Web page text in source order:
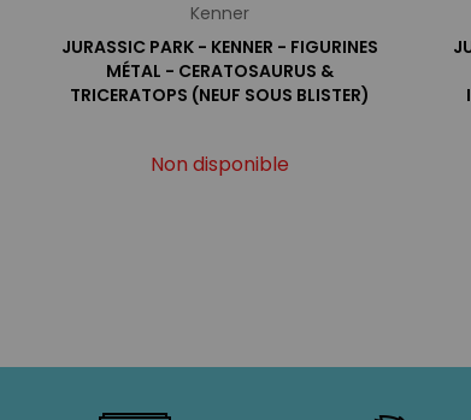
Kenner
JURASSIC PARK - KENNER - FIGURINES
MÉTAL - CERATOSAURUS &
TRICERATOPS (NEUF SOUS BLISTER)
Non disponible